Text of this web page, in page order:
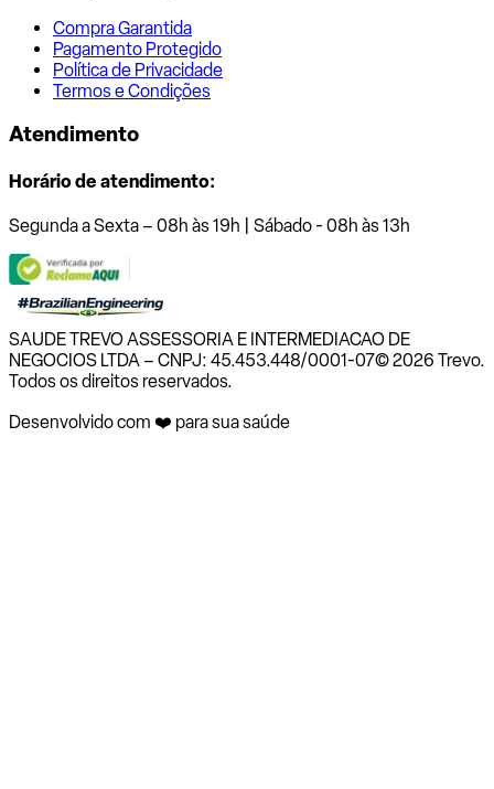
Compra Garantida
Pagamento Protegido
Política de Privacidade
Termos e Condições
Atendimento
Horário de atendimento:
Segunda a Sexta – 08h às 19h | Sábado - 08h às 13h
SAUDE TREVO ASSESSORIA E INTERMEDIACAO DE
NEGOCIOS LTDA – CNPJ: 45.453.448/0001-07© 2026 Trevo.
Todos os direitos reservados.
Desenvolvido com ❤️ para sua saúde